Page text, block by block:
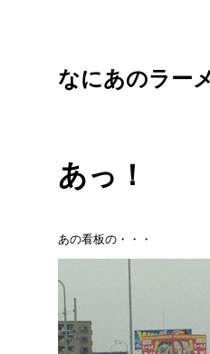
なにあのラー
あっ！
あの看板の・・・